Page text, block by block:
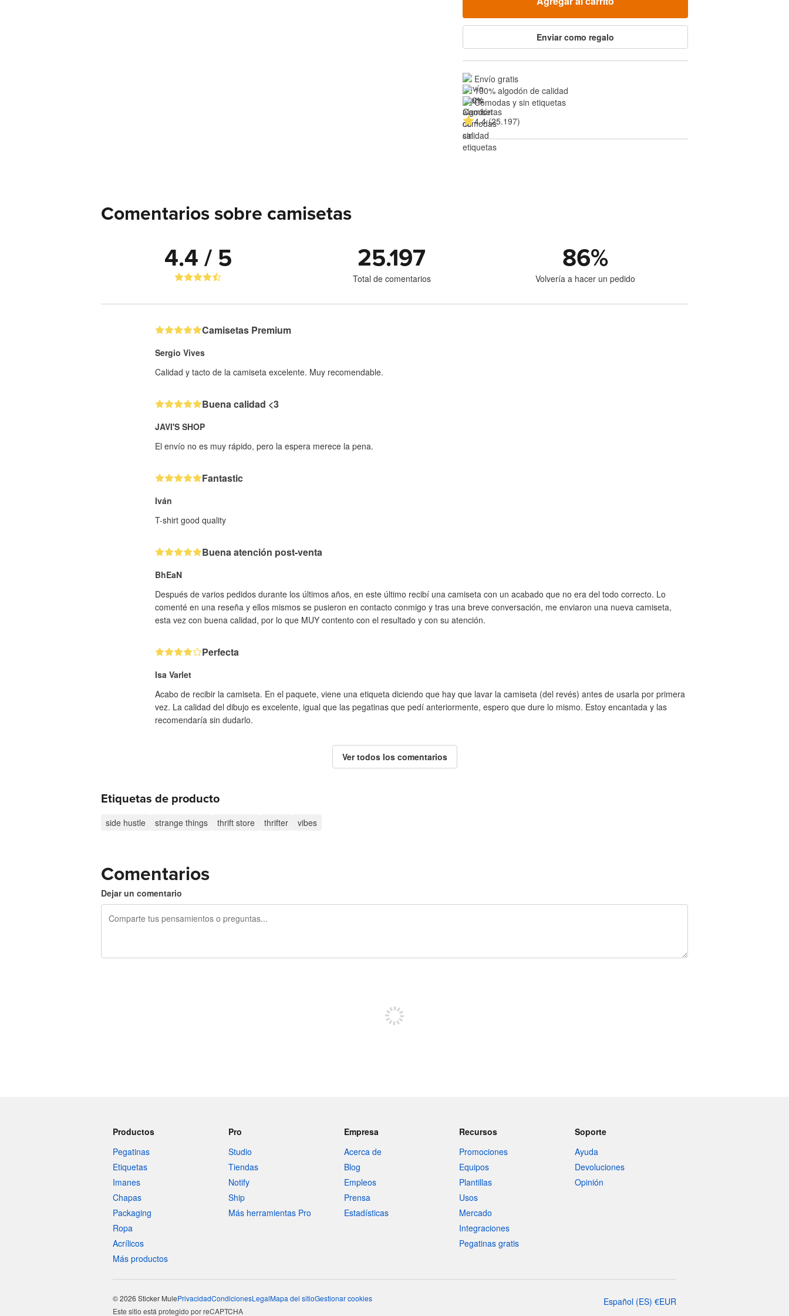
Enviar como regalo
Envío gratis
100% algodón de calidad
Cómodas y sin etiquetas
4.4 (25.197)
Comentarios sobre camisetas
4.4 / 5 25.197
Total de comentarios
86%
Volvería a hacer un pedido
Camisetas Premium
Sergio Vives
Calidad y tacto de la camiseta excelente. Muy recomendable.
Buena calidad <3
JAVI'S SHOP
El envío no es muy rápido, pero la espera merece la pena.
Fantastic
Iván
T-shirt good quality
Buena atención post-venta
BhEaN
Después de varios pedidos durante los últimos años, en este último recibí una camiseta con un acabado que no era del todo correcto. Lo
comenté en una reseña y ellos mismos se pusieron en contacto conmigo y tras una breve conversación, me enviaron una nueva camiseta,
esta vez con buena calidad, por lo que MUY contento con el resultado y con su atención.
Perfecta
Isa Varlet
Acabo de recibir la camiseta. En el paquete, viene una etiqueta diciendo que hay que lavar la camiseta (del revés) antes de usarla por primera
vez. La calidad del dibujo es excelente, igual que las pegatinas que pedí anteriormente, espero que dure lo mismo. Estoy encantada y las
recomendaría sin dudarlo.
Ver todos los comentarios
Etiquetas de producto
side hustle strange things thrift store thrifter vibes
Comentarios
Dejar un comentario
Productos
Pegatinas
Etiquetas
Imanes
Chapas
Packaging
Ropa
Acrílicos
Más productos
Pro
Studio
Tiendas
Notify
Ship
Más herramientas Pro
Empresa
Acerca de
Blog
Empleos
Prensa
Estadísticas
Recursos
Promociones
Equipos
Plantillas
Usos
Mercado
Integraciones
Pegatinas gratis
Soporte
Ayuda
Devoluciones
Opinión
© 2026 Sticker MulePrivacidadCondicionesLegalMapa del sitioGestionar cookies Español (ES) €EUR
Este sitio está protegido por reCAPTCHA